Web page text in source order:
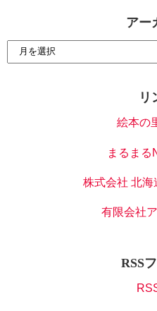
アー
リ
絵本の
まるまる
株式会社 北海
有限会社
RSS